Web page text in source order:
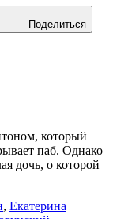
Поделиться
который
паб. Однако
дочь, о которой
, Екатерина